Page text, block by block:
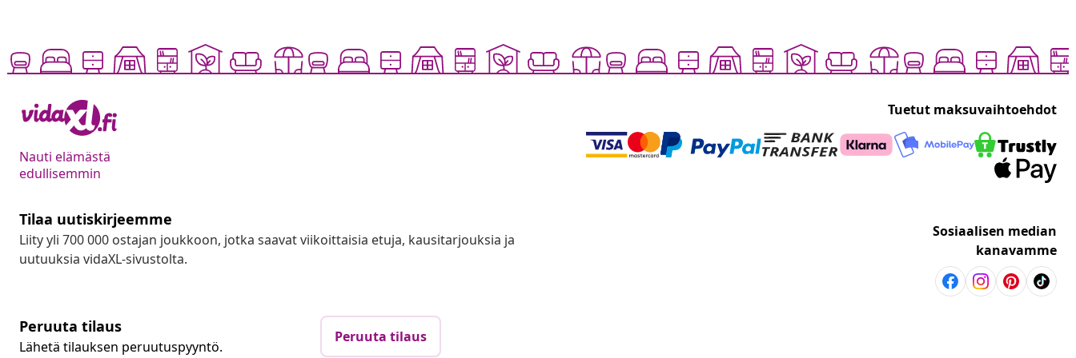
Nauti elämästä
edullisemmin
Tuetut maksuvaihtoehdot
Tilaa uutiskirjeemme
Liity yli 700 000 ostajan joukkoon, jotka saavat viikoittaisia etuja, kausitarjouksia ja
uutuuksia vidaXL-sivustolta.
Sosiaalisen median
kanavamme
Peruuta tilaus
Lähetä tilauksen peruutuspyyntö.
Peruuta tilaus